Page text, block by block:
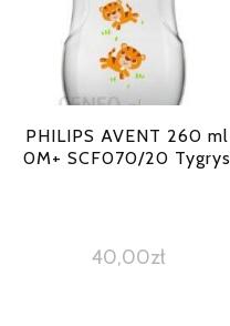
PHILIPS AVENT 260 ml
0M+ SCF070/20 Tygrys
40,00zł